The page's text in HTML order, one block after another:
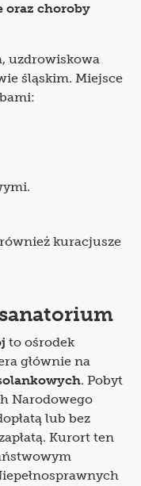
oraz choroby
uzdrowiskowa
śląskim. Miejsce
kuracjusze
to ośrodek
głównie na
. Pobyt
Narodowego
lub bez
Kurort ten